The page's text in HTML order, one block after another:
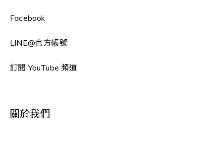
Facebook
LINE@官方帳號
訂閱 YouTube 頻道
關於我們